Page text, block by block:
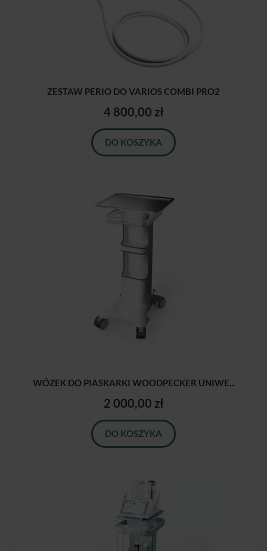
ZESTAW PERIO DO VARIOS COMBI PRO2
4 800,00 zł
DO KOSZYKA
WÓZEK DO PIASKARKI WOODPECKER UNIWE...
2 000,00 zł
DO KOSZYKA